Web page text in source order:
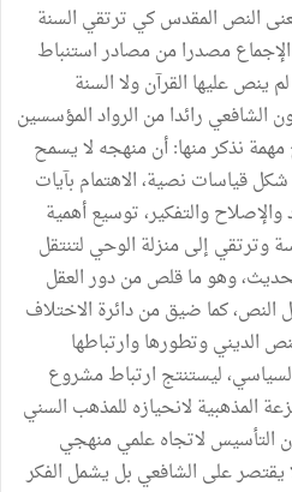
النص المقدس كي ترتقي السنة
الإجماع مصدرا من مصادر استنباط
ينص عليها القرآن ولا السنة
الشافعي رائدا من الرواد المؤسسين
مهمة نذكر منها: أن منهجه لا يسمح
قياسات نصية، الاهتمام بآيات
والتفكير، توسيع أهمية
وترتقي إلى منزلة الوحي لتنتقل
وهو ما قلص من دور العقل
كما ضيق من دائرة الاختلاف
الديني وتطورها وارتباطها
ليستنتج ارتباط مشروع
المذهبية لانحيازه للمذهب السني
التأسيس لاتجاه علمي منهجي
يقتصر على الشافعي بل يشمل الفكر